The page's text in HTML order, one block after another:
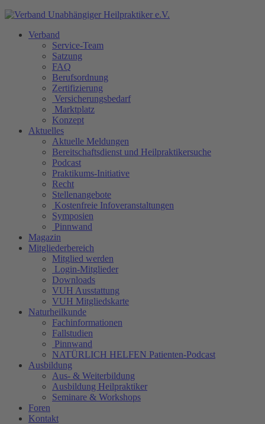
Verband
Service-Team
Satzung
FAQ
Berufsordnung
Zertifizierung
Versicherungsbedarf
Marktplatz
Konzept
Aktuelles
Aktuelle Meldungen
Bereitschaftsdienst und Heilpraktikersuche
Podcast
Praktikums-Initiative
Recht
Stellenangebote
Kostenfreie Infoveranstaltungen
Symposien
Pinnwand
Magazin
Mitgliederbereich
Mitglied werden
Login-Mitglieder
Downloads
VUH Ausstattung
VUH Mitgliedskarte
Naturheilkunde
Fachinformationen
Fallstudien
Pinnwand
NATÜRLICH HELFEN Patienten-Podcast
Ausbildung
Aus- & Weiterbildung
Ausbildung Heilpraktiker
Seminare & Workshops
Foren
Kontakt